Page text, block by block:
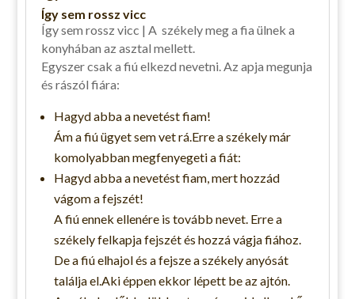
Így sem rossz vicc
Így sem rossz vicc | A székely meg a fia ülnek a
konyhában az asztal mellett.
Egyszer csak a fiú elkezd nevetni. Az apja megunja
és rászól fiára:
Hagyd abba a nevetést fiam!
Ám a fiú ügyet sem vet rá.Erre a székely már
komolyabban megfenyegeti a fiát:
Hagyd abba a nevetést fiam, mert hozzád
vágom a fejszét!
A fiú ennek ellenére is tovább nevet. Erre a
székely felkapja fejszét és hozzá vágja fiához.
De a fiú elhajol és a fejsze a székely anyósát
találja el.Aki éppen ekkor lépett be az ajtón.